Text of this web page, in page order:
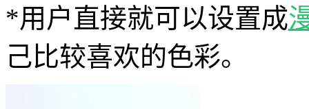
*用户直接就可以设置成
己比较喜欢的色彩。